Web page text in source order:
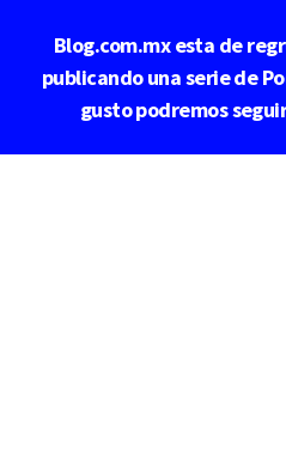
contenido
principal
Blog.com.mx esta de
publicando una serie de
gusto podremos